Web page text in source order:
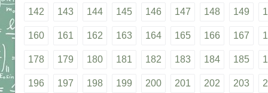
142 143 144 145 146 147 148 149
160 161 162 163 164 165 166 167
178 179 180 181 182 183 184 185
196 197 198 199 200 201 202 203